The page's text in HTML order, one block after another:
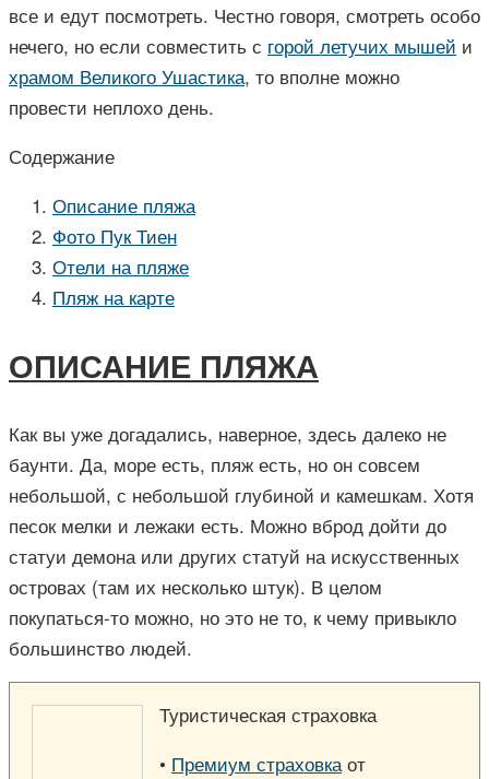
все и едут посмотреть. Честно говоря, смотреть особо
нечего, но если совместить с горой летучих мышей и
храмом Великого Ушастика, то вполне можно
провести неплохо день.
Содержание
Описание пляжа
Фото Пук Тиен
Отели на пляже
Пляж на карте
ОПИСАНИЕ ПЛЯЖА
Как вы уже догадались, наверное, здесь далеко не
баунти. Да, море есть, пляж есть, но он совсем
небольшой, с небольшой глубиной и камешкам. Хотя
песок мелки и лежаки есть. Можно вброд дойти до
статуи демона или других статуй на искусственных
островах (там их несколько штук). В целом
покупаться-то можно, но это не то, к чему привыкло
большинство людей.
Туристическая страховка
• Премиум страховкаот